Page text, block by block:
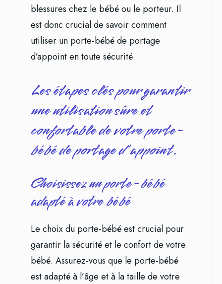
blessures chez le bébé ou le porteur. Il
est donc crucial de savoir comment
utiliser un porte-bébé de portage
d’appoint en toute sécurité.
Les étapes clés pour garantir
une utilisation sûre et
confortable de votre porte-
bébé de portage d’appoint.
Choisissez un porte-bébé
adapté à votre bébé
Le choix du porte-bébé est crucial pour
garantir la sécurité et le confort de votre
bébé. Assurez-vous que le porte-bébé
est adapté à l’âge et à la taille de votre